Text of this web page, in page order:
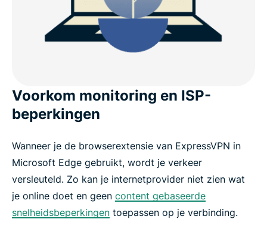
Voorkom monitoring en ISP-
beperkingen
Wanneer je de browserextensie van ExpressVPN in
Microsoft Edge gebruikt, wordt je verkeer
versleuteld. Zo kan je internetprovider niet zien wat
je online doet en geen content gebaseerde
snelheidsbeperkingen toepassen op je verbinding.